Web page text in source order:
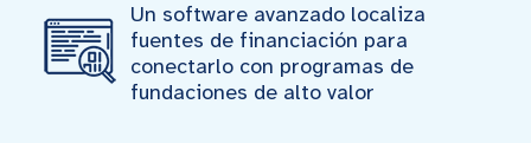
Un software avanzado localiza
fuentes de financiación para
conectarlo con programas de
fundaciones de alto valor